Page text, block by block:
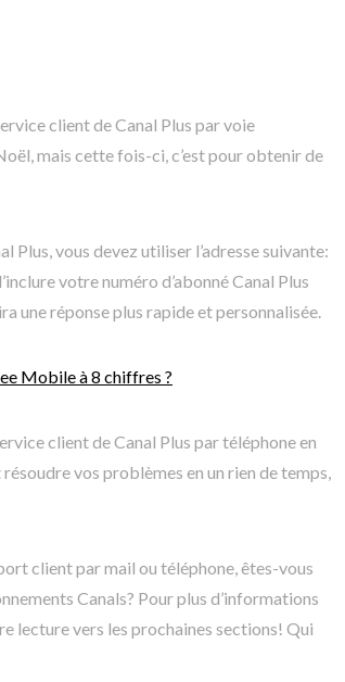
client de Canal Plus par voie
mais cette fois-ci, c’est pour obtenir de
Plus, vous devez utiliser l’adresse suivante:
votre numéro d’abonné Canal Plus
une réponse plus rapide et personnalisée.
Mobile à 8 chiffres ?
client de Canal Plus par téléphone en
vos problèmes en un rien de temps,
client par mail ou téléphone, êtes-vous
Canals? Pour plus d’informations
lecture vers les prochaines sections! Qui